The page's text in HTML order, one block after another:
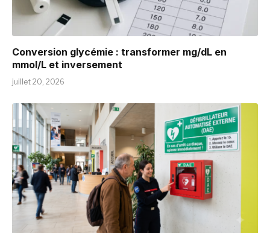
Conversion glycémie : transformer mg/dL en
mmol/L et inversement
juillet 20, 2026